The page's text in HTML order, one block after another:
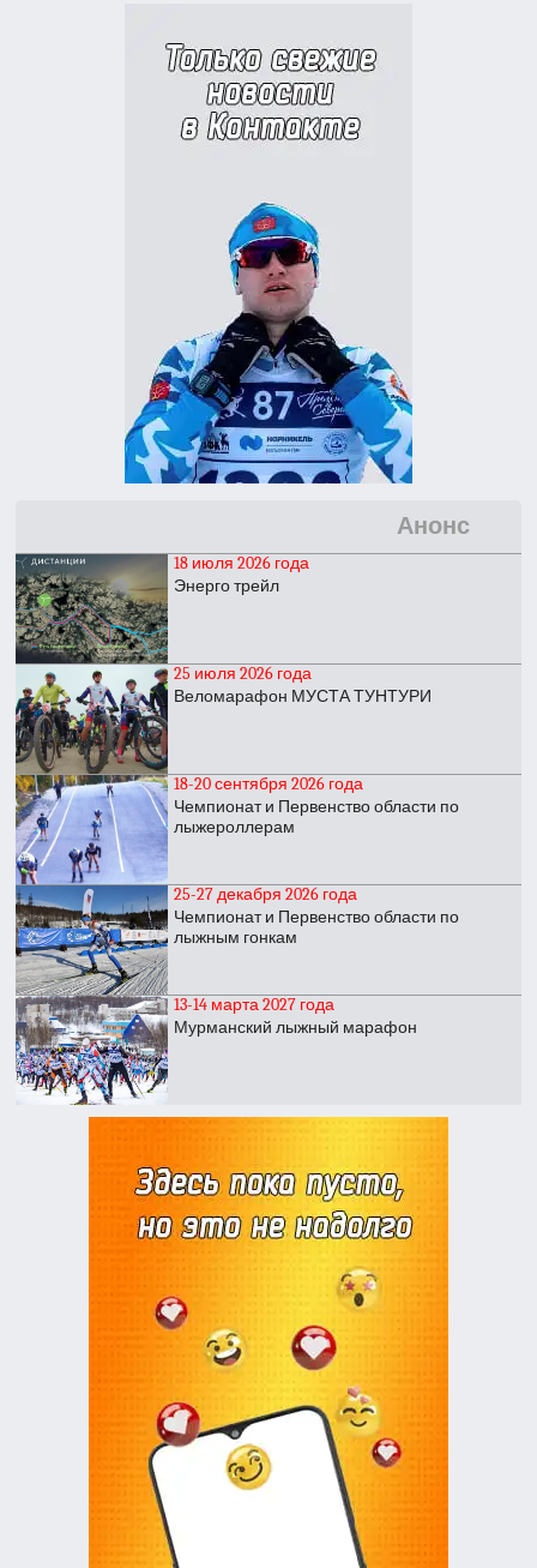
Анонс
18 июля 2026 года
Энерго трейл
25 июля 2026 года
Веломарафон МУСТА ТУНТУРИ
18-20 сентября 2026 года
Чемпионат и Первенство области по
лыжероллерам
25-27 декабря 2026 года
Чемпионат и Первенство области по
лыжным гонкам
13-14 марта 2027 года
Мурманский лыжный марафон